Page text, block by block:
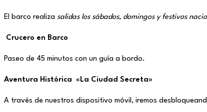
El barco realiza salidas los sábados, domingos y festivos
Crucero en Barco
Paseo de 45 minutos con un guía a bordo.
Aventura Histórica «La Ciudad Secreta»
A través de nuestros dispositivo móvil, iremos